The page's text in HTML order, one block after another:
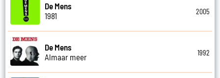
De Mens
1981
2005
De Mens
Almaar meer
1992